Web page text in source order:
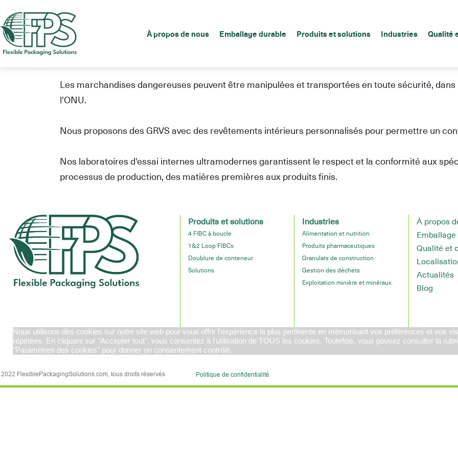
À propos de nous Emballage durable Produits et solutions Industries Qualité
Gamme complète de GRVS à
statique (type B, C ou D)
Les marchandises dangereuses peuvent être manipulées et transportées en toute sécurité,
l'ONU.
Nous proposons des GRVS avec des revêtements intérieurs personnalisés pour permettre un
Nos laboratoires d'essai internes ultramodernes garantissent le respect et la conformité aux
processus de production, des matières premières aux produits finis.
Produits et solutions
4 FIBC à boucle
1&2 Loop FIBCs
Doublure de conteneur
Solutions
Industries
Alimentation et nutrition
Produits pharmaceutiques
Granulats de construction
Gestion des déchets
Exploitation minière et minéraux
À propos
Qualité et
Actualités
Blog
2022 FlexiblePackagingSolutions.com, tous droits réservés Politique de confidentialité
Nous utilisons des cookies sur notre site web pour vous offrir l'expérience la plus pertinente en mémorisant vos préférences et vos
répétées. En cliquant sur "Accepter tout", vous consentez à l'utilisation de TOUS les cookies. Toutefois, vous pouvez consulter la
"Paramètres des cookies" pour donner un consentement contrôlé.